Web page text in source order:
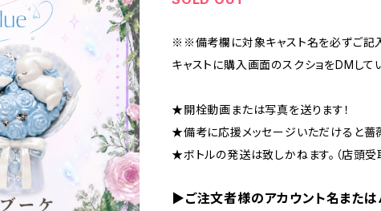
※※備考欄に対象キャスト名を必ずご
キャストに購入画面のスクショをDMし
★開栓動画または写真を送ります！
★備考に応援メッセージいただけると薔
★ボトルの発送は致しかねます。（店頭受
▶ご注文者様のアカウント名または